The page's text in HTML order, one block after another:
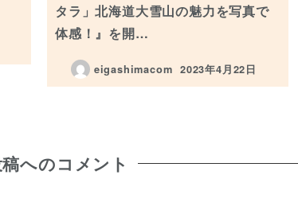
タラ」北海道大雪山の魅力を写真で
体感！』を開…
eigashimacom
投稿日
2023年4月22日
へのコメント